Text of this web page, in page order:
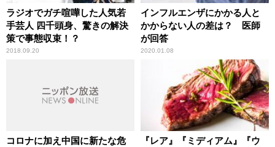
ラジオでガチ喧嘩した人気若
手芸人 四千頭身、驚きの解決
策で事態収束！？
2018.09.20
インフルエンザにかかる人と
かからない人の差は？ 医師
が回答
2020.01.08
コロナに加え中国に新たな危
『レア』『ミディアム』『ウ